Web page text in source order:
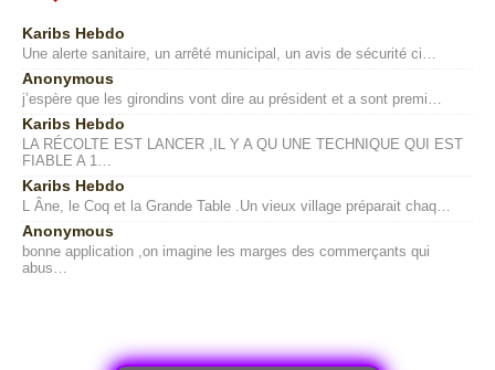
Karibs Hebdo
Une alerte sanitaire, un arrêté municipal, un avis de sécurité ci…
Anonymous
j’espère que les girondins vont dire au président et a sont premi…
Karibs Hebdo
LA RÉCOLTE EST LANCER ,IL Y A QU UNE TECHNIQUE QUI EST
FIABLE A 1…
Karibs Hebdo
L Âne, le Coq et la Grande Table .Un vieux village préparait chaq…
Anonymous
bonne application ,on imagine les marges des commerçants qui
abus…